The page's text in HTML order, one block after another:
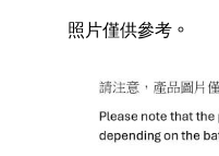
照片僅供參考。